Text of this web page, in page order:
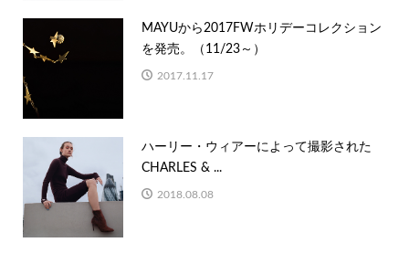
MAYUから2017FWホリデーコレクション
を発売。（11/23～）
2017.11.17
ハーリー・ウィアーによって撮影された
CHARLES & ...
2018.08.08